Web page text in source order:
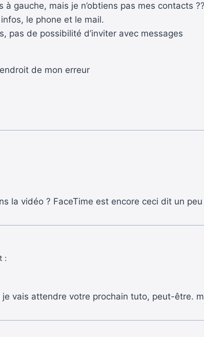
gauche, mais je n’obtiens pas mes contacts
le phone et le mail.
pas de possibilité d’inviter avec messages
de mon erreur
la vidéo ? FaceTime est encore ceci dit un
:
vais attendre votre prochain tuto, peut-être.